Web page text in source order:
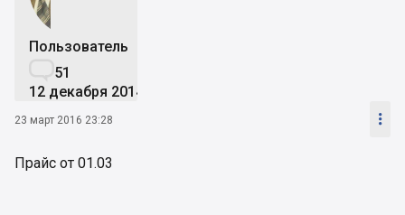
Пользователь
51
12 декабря 2014
23 март 2016 23:28 
Прайс от 01.03